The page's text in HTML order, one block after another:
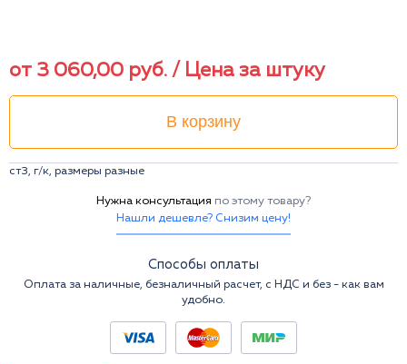
от 3 060,00 руб. / Цена за штуку
В корзину
ст3, г/к, размеры разные
Нужна консультация по этому товару?
Нашли дешевле? Снизим цену!
Способы оплаты
Оплата за наличные, безналичный расчет, с НДС и без - как вам
удобно.